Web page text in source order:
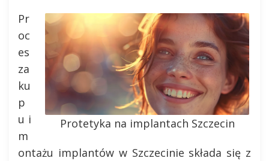
Protetyka na implantach Szczecin
Pr
oc
es
za
ku
p
u i
m
ontażu implantów w Szczecinie składa się z